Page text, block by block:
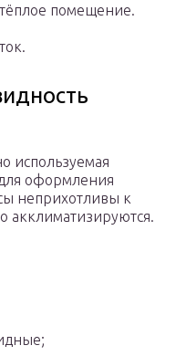
помещение.
используемая
оформления
неприхотливы к
акклиматизируются.